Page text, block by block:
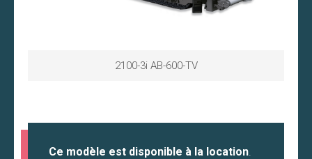
2100-3i AB-600-TV
Ce modèle est disponible à la location